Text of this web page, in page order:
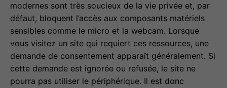
modernes sont très soucieux de la vie privée et, par
défaut, bloquent l’accès aux composants matériels
sensibles comme le micro et la webcam. Lorsque
vous visitez un site qui requiert ces ressources, une
demande de consentement apparaît généralement. Si
cette demande est ignorée ou refusée, le site ne
pourra pas utiliser le périphérique. Il est donc